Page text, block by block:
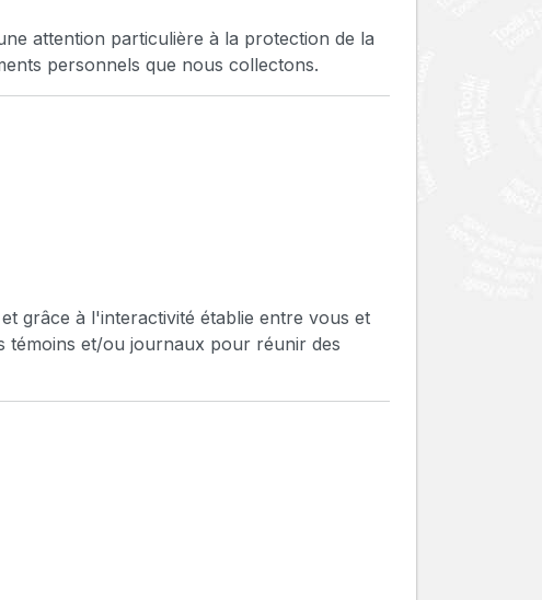
attention particulière à la protection de la
personnels que nous collectons.
grâce à l'interactivité établie entre vous et
témoins et/ou journaux pour réunir des